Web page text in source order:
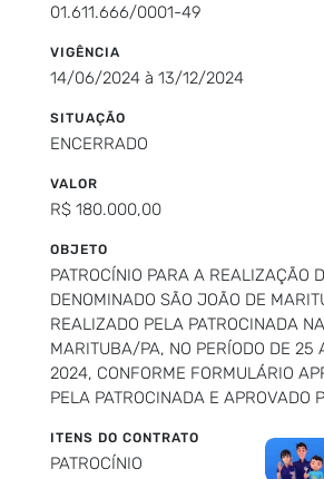
01.611.666/0001-49
VIGÊNCIA
14/06/2024 à 13/12/2024
SITUAÇÃO
ENCERRADO
VALOR
R$ 180.000,00
OBJETO
PATROCÍNIO PARA A REALIZAÇÃO
DENOMINADO SÃO JOÃO DE
REALIZADO PELA PATROCINADA
MARITUBA/PA, NO PERÍODO DE 25
2024, CONFORME FORMULÁRIO
PELA PATROCINADA E APROVADO
ITENS DO CONTRATO
PATROCÍNIO